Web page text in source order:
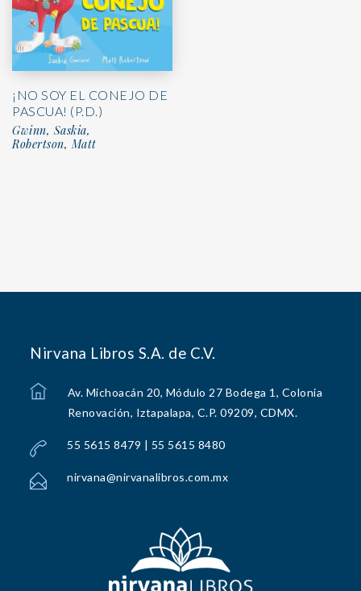
¡NO SOY EL CONEJO DE
PASCUA! (P.D.)
Gwinn, Saskia,
Robertson, Matt
Nirvana Libros S.A. de C.V.
Av. Michoacán 20, Módulo 27 Bodega 1, Colonia
Renovación, Iztapalapa, C.P. 09209, CDMX.
55 5615 8479 | 55 5615 8480
nirvana@nirvanalibros.com.mx